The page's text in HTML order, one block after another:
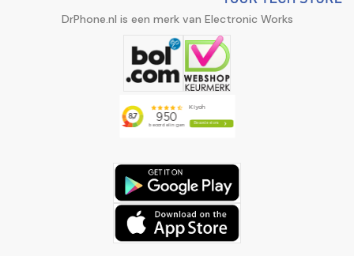
DrPhone.nl is een merk van Electronic Works